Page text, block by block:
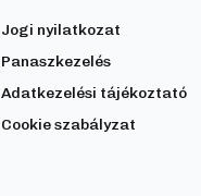
Jogi nyilatkozat
Panaszkezelés
Adatkezelési tájékoztató
Cookie szabályzat